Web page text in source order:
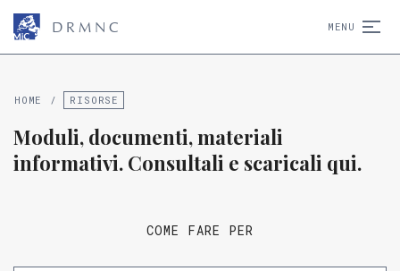
D R M N C MENU
HOME / RISORSE
Moduli, documenti, materiali
informativi. Consultali e scaricali qui.
COME FARE PER